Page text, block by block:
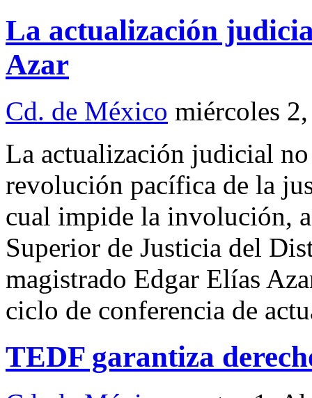
La actualización
Azar
Cd. de México miércoles
La actualización judicial
revolución pacífica de la
cual impide la involución,
Superior de Justicia del
magistrado Edgar Elías
ciclo de conferencia de
TEDF garantiza